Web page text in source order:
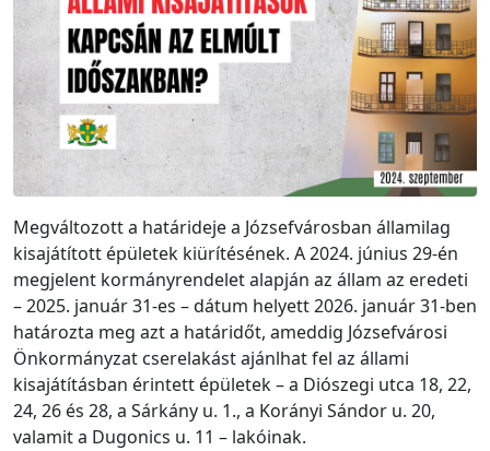
Megváltozott a határideje a Józsefvárosban államilag
kisajátított épületek kiürítésének. A 2024. június 29-én
megjelent kormányrendelet alapján az állam az eredeti
– 2025. január 31-es – dátum helyett 2026. január 31-ben
határozta meg azt a határidőt, ameddig Józsefvárosi
Önkormányzat cserelakást ajánlhat fel az állami
kisajátításban érintett épületek – a Diószegi utca 18, 22,
24, 26 és 28, a Sárkány u. 1., a Korányi Sándor u. 20,
valamit a Dugonics u. 11 – lakóinak.